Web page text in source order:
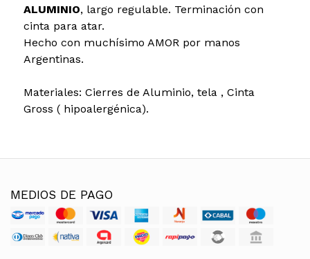
ALUMINIO, largo regulable. Terminación con
cinta para atar.
Hecho con muchísimo AMOR por manos
Argentinas.
Materiales: Cierres de Aluminio, tela , Cinta
Gross ( hipoalergénica).
MEDIOS DE PAGO